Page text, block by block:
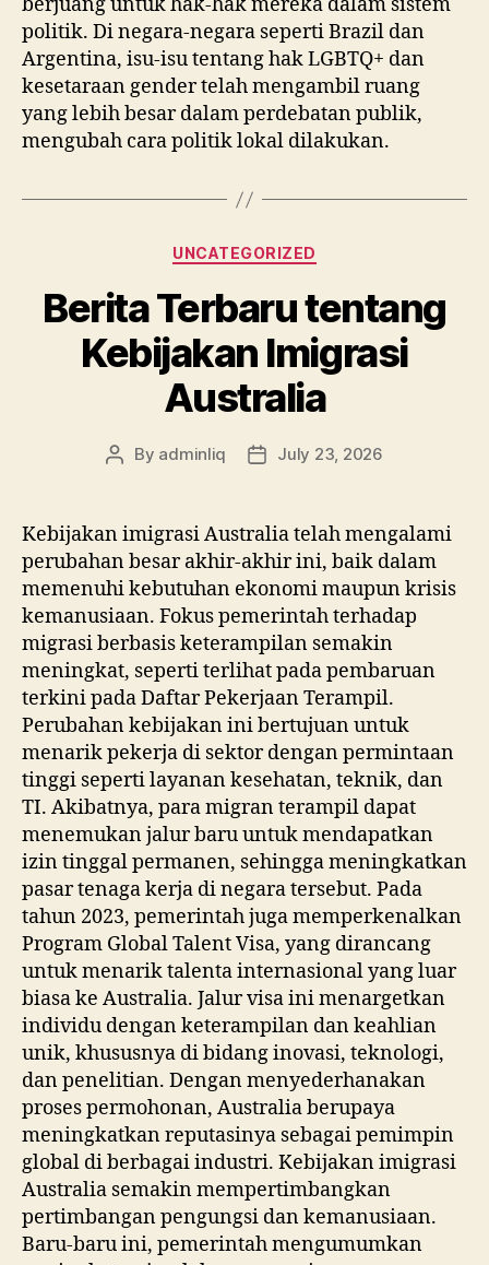
politik. Di negara-negara seperti Brazil dan
Argentina, isu-isu tentang hak LGBTQ+ dan
kesetaraan gender telah mengambil ruang
yang lebih besar dalam perdebatan publik,
mengubah cara politik lokal dilakukan.
Categories
UNCATEGORIZED
Berita Terbaru tentang
Kebijakan Imigrasi
Australia
Post
By adminliq
PostJuly 23, 2026
Kebijakan imigrasi Australia telah mengalami
perubahan besar akhir-akhir ini, baik dalam
memenuhi kebutuhan ekonomi maupun krisis
kemanusiaan. Fokus pemerintah terhadap
migrasi berbasis keterampilan semakin
meningkat, seperti terlihat pada pembaruan
terkini pada Daftar Pekerjaan Terampil.
Perubahan kebijakan ini bertujuan untuk
menarik pekerja di sektor dengan permintaan
tinggi seperti layanan kesehatan, teknik, dan
TI. Akibatnya, para migran terampil dapat
menemukan jalur baru untuk mendapatkan
izin tinggal permanen, sehingga meningkatkan
pasar tenaga kerja di negara tersebut. Pada
tahun 2023, pemerintah juga memperkenalkan
Program Global Talent Visa, yang dirancang
untuk menarik talenta internasional yang luar
biasa ke Australia. Jalur visa ini menargetkan
individu dengan keterampilan dan keahlian
unik, khususnya di bidang inovasi, teknologi,
dan penelitian. Dengan menyederhanakan
proses permohonan, Australia berupaya
meningkatkan reputasinya sebagai pemimpin
global di berbagai industri. Kebijakan imigrasi
Australia semakin mempertimbangkan
pertimbangan pengungsi dan kemanusiaan.
Baru-baru ini, pemerintah mengumumkan